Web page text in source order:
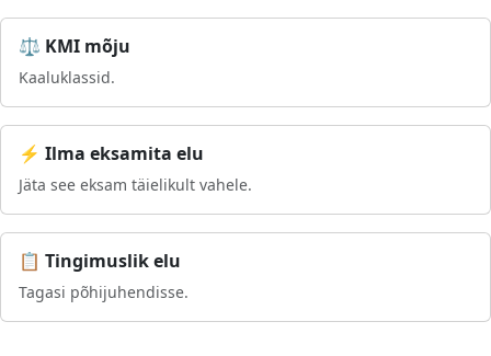
⚖️ KMI mõju
Kaaluklassid.
⚡ Ilma eksamita elu
Jäta see eksam täielikult vahele.
📋 Tingimuslik elu
Tagasi põhijuhendisse.